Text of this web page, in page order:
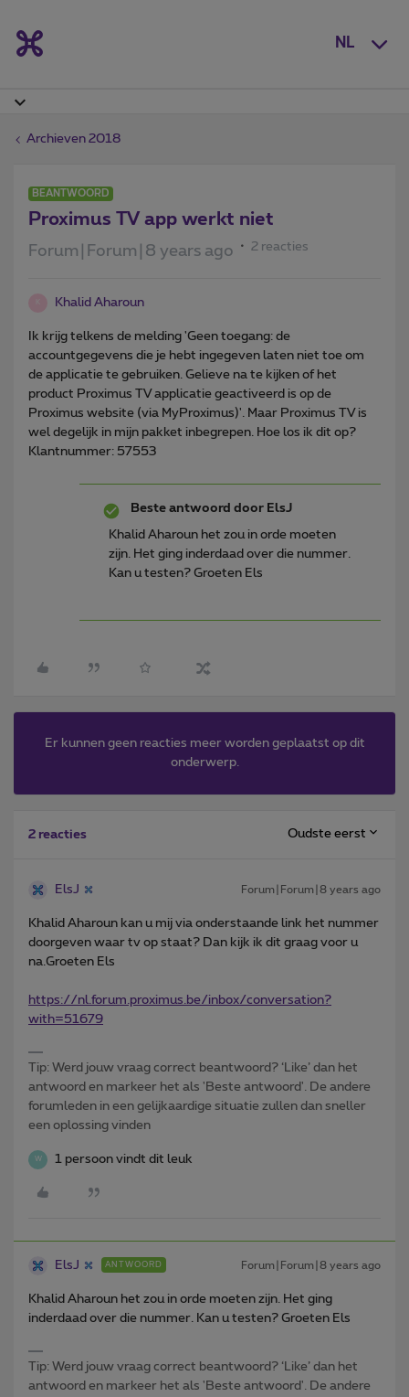
NL
Archieven 2018
BEANTWOORD
Proximus TV app werkt niet
Forum|Forum|8 years ago 2 reacties
Khalid Aharoun
Ik krijg telkens de melding 'Geen toegang: de
accountgegevens die je hebt ingegeven laten niet toe om
de applicatie te gebruiken. Gelieve na te kijken of het
product Proximus TV applicatie geactiveerd is op de
Proximus website (via MyProximus)'. Maar Proximus TV is
wel degelijk in mijn pakket inbegrepen. Hoe los ik dit op?
Klantnummer: 57553
Beste antwoord door ElsJ
Khalid Aharoun het zou in orde moeten
zijn. Het ging inderdaad over die nummer.
Kan u testen? Groeten Els
Er kunnen geen reacties meer worden geplaatst op dit
onderwerp.
2 reacties Oudste eerst
ElsJ Forum|Forum|8 years ago
Khalid Aharoun kan u mij via onderstaande link het nummer
doorgeven waar tv op staat? Dan kijk ik dit graag voor u
na.Groeten Els
https://nl.forum.proximus.be/inbox/conversation?
with=51679
Tip: Werd jouw vraag correct beantwoord? ‘Like’ dan het
antwoord en markeer het als 'Beste antwoord'. De andere
forumleden in een gelijkaardige situatie zullen dan sneller
een oplossing vinden
W 1 persoon vindt dit leuk
ElsJ ANTWOORD Forum|Forum|8 years ago
Khalid Aharoun het zou in orde moeten zijn. Het ging
inderdaad over die nummer. Kan u testen? Groeten Els
Tip: Werd jouw vraag correct beantwoord? ‘Like’ dan het
antwoord en markeer het als 'Beste antwoord'. De andere